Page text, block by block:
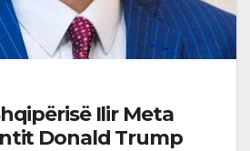
Ilir Meta
Donald Trump